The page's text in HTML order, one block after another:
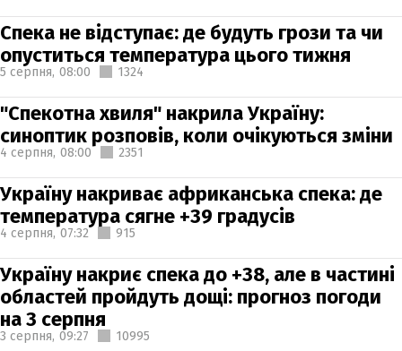
Спека не відступає: де будуть грози та чи
опуститься температура цього тижня
5 серпня, 08:00 1324
"Спекотна хвиля" накрила Україну:
синоптик розповів, коли очікуються зміни
4 серпня, 08:00 2351
Україну накриває африканська спека: де
температура сягне +39 градусів
4 серпня, 07:32 915
Україну накриє спека до +38, але в частині
областей пройдуть дощі: прогноз погоди
на 3 серпня
3 серпня, 09:27 10995